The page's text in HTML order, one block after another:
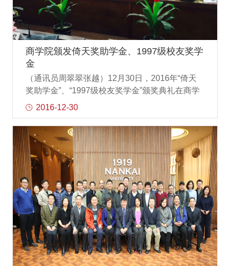
商学院颁发倚天奖助学金、1997级校友奖学
金
（通讯员周翠翠张越）12月30日，2016年“倚天
奖助学金”、“1997级校友奖学金”颁奖典礼在商学
院举行。倚天会计事务所总经理田春红女士、南
天会计事务所代表、南开大学1997级会计系校友
代表、商学院学工办及会计系老师，奖助学金获
奖学生参与此次典礼。孙跃书记代表学院欢迎企
业嘉宾的到来，向倚天会计事务所及校友表示了
真诚的感谢。长期以来，作为校友企业倚天会计
事务所与商学院有着良好的合作，也一直关注着
商学院的发展。希望在今后，双方能够不断加强
校企文化交流，实现资源共享，优势互补；同
时，也希望同学们能够“饮水思源”，努力成为公能
兼备的人才，并能传递感恩之心，回报企业和社
会。田春红经理表示，长期以来，倚天会计事务
所和商学院的交流密切而丰富，公司期待能够和
2016-12-30